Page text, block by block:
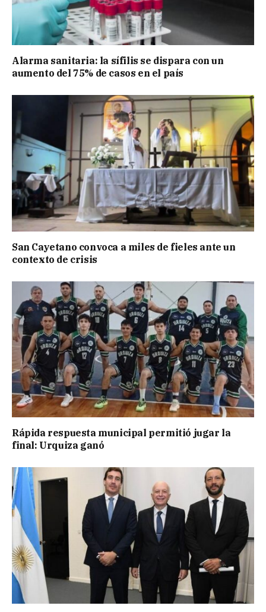
Alarma sanitaria: la sífilis se dispara con un
aumento del 75% de casos en el país
San Cayetano convoca a miles de fieles ante un
contexto de crisis
Rápida respuesta municipal permitió jugar la
final: Urquiza ganó